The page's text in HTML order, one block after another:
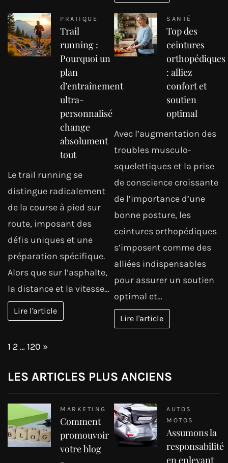
PRATIQUE
Trail
running :
Pourquoi un
plan
d’entraînement
ultra-
personnalisé
change
absolument
tout
Le trail running se
distingue radicalement
de la course à pied sur
route, imposant des
défis uniques et une
préparation spécifique.
Alors que sur l’asphalte,
la distance et la vitesse…
Lire l'article
SANTÉ
Top des
ceintures
orthopédiques
: alliez
confort et
soutien
optimal
Avec l’augmentation des
troubles musculo-
squelettiques et la prise
de conscience croissante
de l’importance d’une
bonne posture, les
ceintures orthopédiques
s’imposent comme des
alliées indispensables
pour assurer un soutien
optimal et…
Lire l'article
Page:
1 2…120 Next
»
LES ARTICLES PLUS ANCIENS
MARKETING
Comment
promouvoir
votre blog
AUTOS
MOTOS
Assumons la
responsabilité
en enlevant